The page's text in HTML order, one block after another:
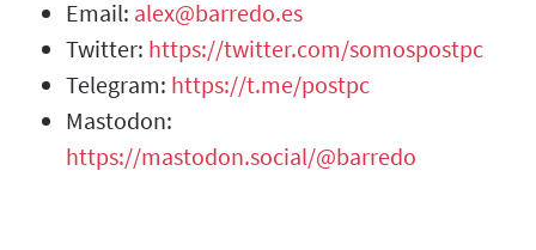
Email: alex@barredo.es
Twitter: https://twitter.com/somospostpc
Telegram: https://t.me/postpc
Mastodon:
https://mastodon.social/@barredo